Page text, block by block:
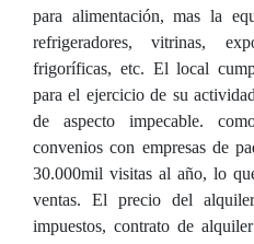
para alimentación, mas la
refrigeradores, vitrinas,
frigoríficas, etc. El local
para el ejercicio de su
de aspecto impecable.
convenios con empresas de
30.000mil visitas al año, lo
ventas. El precio del
impuestos, contrato de